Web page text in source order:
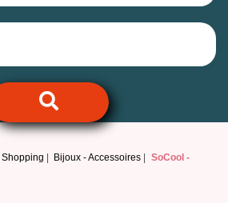
Shopping Bijoux - Accessoires
SoCool -